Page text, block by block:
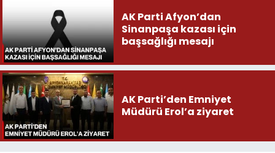
AK Parti Afyon’dan
Sinanpaşa kazası için
başsağlığı mesajı
AK Parti’den Emniyet
Müdürü Erol’a ziyaret